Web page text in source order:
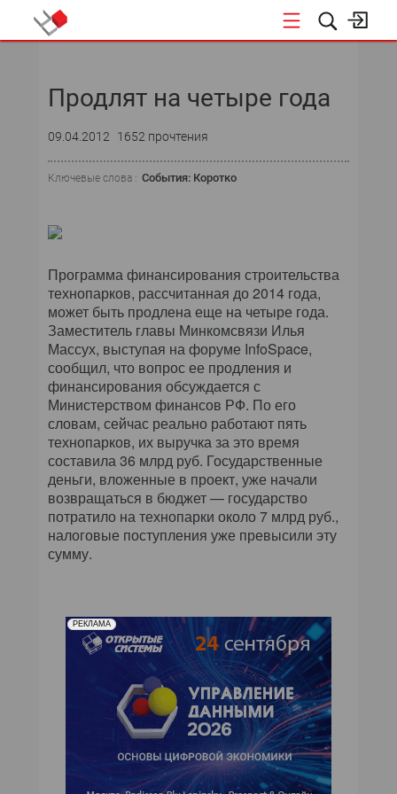
Продлят на четыре года
09.04.2012 1652 прочтения
Ключевые слова : События: Коротко
Программа финансирования строительства
технопарков, рассчитанная до 2014 года,
может быть продлена еще на четыре года.
Заместитель главы Минкомсвязи Илья
Массух, выступая на форуме InfoSpace,
сообщил, что вопрос ее продления и
финансирования обсуждается с
Министерством финансов РФ. По его
словам, сейчас реально работают пять
технопарков, их выручка за это время
составила 36 млрд руб. Государственные
деньги, вложенные в проект, уже начали
возвращаться в бюджет — государство
потратило на технопарки около 7 млрд руб.,
налоговые поступления уже превысили эту
сумму.
РЕКЛАМА